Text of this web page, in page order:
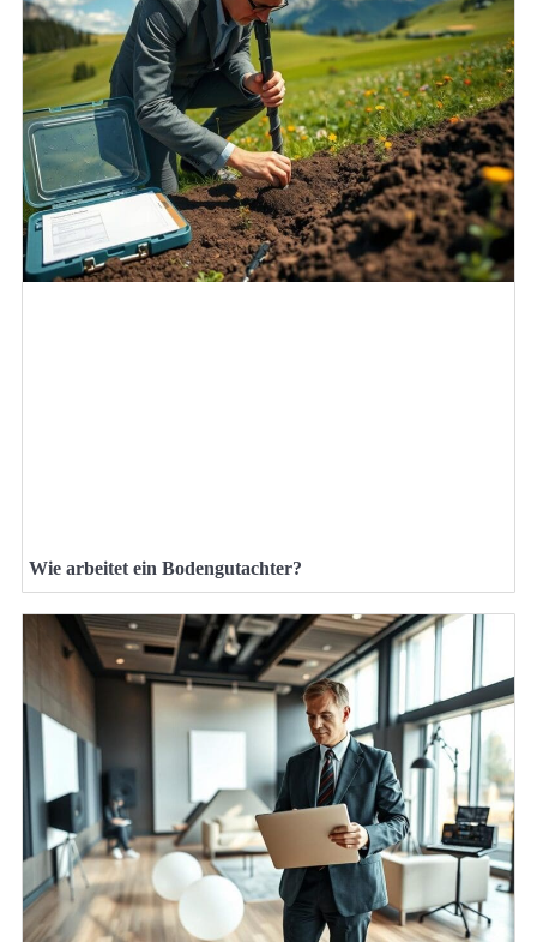
Wie arbeitet ein Bodengutachter?